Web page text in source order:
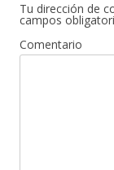
Tu dirección de
campos
Comentario